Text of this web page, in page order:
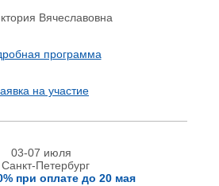
Вячеславовна
программа
на участие
03-07 июля
Санкт-Петербург
при оплате до 20 мая